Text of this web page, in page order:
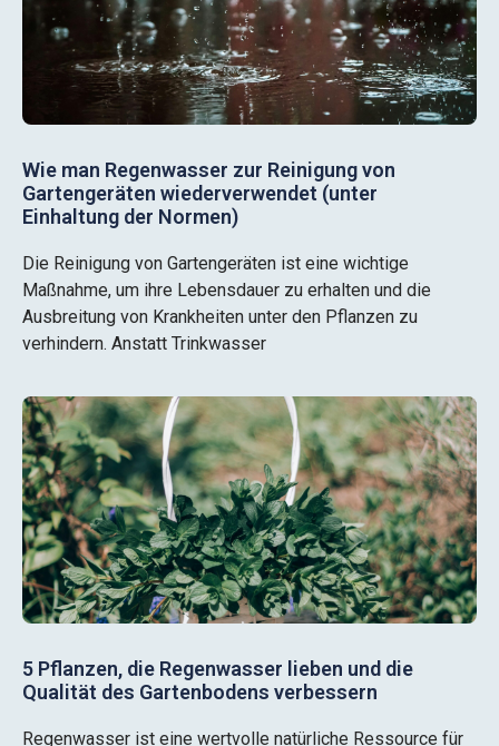
Wie man Regenwasser zur Reinigung von
Gartengeräten wiederverwendet (unter
Einhaltung der Normen)
Die Reinigung von Gartengeräten ist eine wichtige
Maßnahme, um ihre Lebensdauer zu erhalten und die
Ausbreitung von Krankheiten unter den Pflanzen zu
verhindern. Anstatt Trinkwasser
5 Pflanzen, die Regenwasser lieben und die
Qualität des Gartenbodens verbessern
Regenwasser ist eine wertvolle natürliche Ressource für